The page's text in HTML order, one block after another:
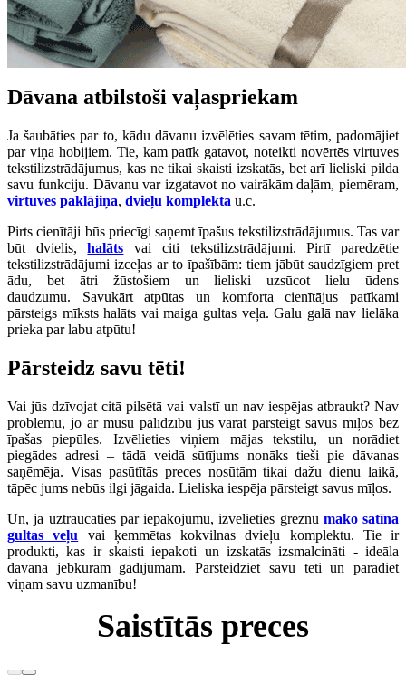
Dāvana atbilstoši vaļaspriekam
Ja šaubāties par to, kādu dāvanu izvēlēties savam tētim, padomājiet
par viņa hobijiem. Tie, kam patīk gatavot, noteikti novērtēs virtuves
tekstilizstrādājumus, kas ne tikai skaisti izskatās, bet arī lieliski pilda
savu funkciju. Dāvanu var izgatavot no vairākām daļām, piemēram,
virtuves paklājiņa, dvieļu komplekta u.c.
Pirts cienītāji būs priecīgi saņemt īpašus tekstilizstrādājumus. Tas var
būt dvielis,halāts vai citi tekstilizstrādājumi. Pirtī paredzētie
tekstilizstrādājumi izceļas ar to īpašībām: tiem jābūt saudzīgiem pret
ādu, bet ātri žūstošiem un lieliski uzsūcot lielu ūdens
daudzumu. Savukārt atpūtas un komforta cienītājus patīkami
pārsteigs mīksts halāts vai maiga gultas veļa. Galu galā nav lielāka
prieka par labu atpūtu!
Pārsteidz savu tēti!
Vai jūs dzīvojat citā pilsētā vai valstī un nav iespējas atbraukt? Nav
problēmu, jo ar mūsu palīdzību jūs varat pārsteigt savus mīļos bez
īpašas piepūles. Izvēlieties viņiem mājas tekstilu, un norādiet
piegādes adresi – tādā veidā sūtījums nonāks tieši pie dāvanas
saņēmēja. Visas pasūtītās preces nosūtām tikai dažu dienu laikā,
tāpēc jums nebūs ilgi jāgaida. Lieliska iespēja pārsteigt savus mīļos.
Un, ja uztraucaties par iepakojumu, izvēlieties greznu mako satīna
gultas veļu vai ķemmētas kokvilnas dvieļu komplektu. Tie ir
produkti, kas ir skaisti iepakoti un izskatās izsmalcināti - ideāla
dāvana jebkuram gadījumam. Pārsteidziet savu tēti un parādiet
viņam savu uzmanību!
Saistītās preces